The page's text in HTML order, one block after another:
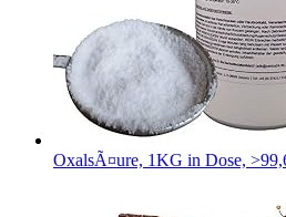
OxalsÃ¤ure, 1KG in Dose,